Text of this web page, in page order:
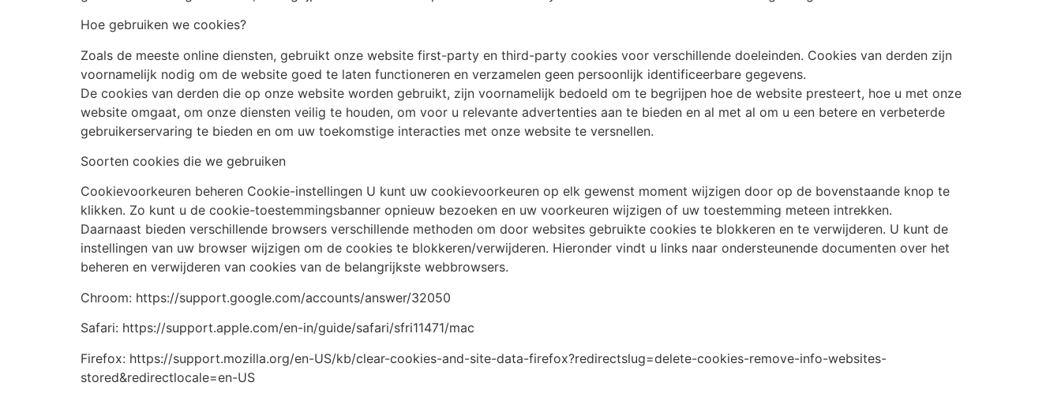
Hoe gebruiken we cookies?
Zoals de meeste online diensten, gebruikt onze website first-party en third-party cookies voor verschillende doeleinden. Cookies van derden zijn
voornamelijk nodig om de website goed te laten functioneren en verzamelen geen persoonlijk identificeerbare gegevens.
De cookies van derden die op onze website worden gebruikt, zijn voornamelijk bedoeld om te begrijpen hoe de website presteert, hoe u met onze
website omgaat, om onze diensten veilig te houden, om voor u relevante advertenties aan te bieden en al met al om u een betere en verbeterde
gebruikerservaring te bieden en om uw toekomstige interacties met onze website te versnellen.
Soorten cookies die we gebruiken
Cookievoorkeuren beheren Cookie-instellingen U kunt uw cookievoorkeuren op elk gewenst moment wijzigen door op de bovenstaande knop te
klikken. Zo kunt u de cookie-toestemmingsbanner opnieuw bezoeken en uw voorkeuren wijzigen of uw toestemming meteen intrekken.
Daarnaast bieden verschillende browsers verschillende methoden om door websites gebruikte cookies te blokkeren en te verwijderen. U kunt de
instellingen van uw browser wijzigen om de cookies te blokkeren/verwijderen. Hieronder vindt u links naar ondersteunende documenten over het
beheren en verwijderen van cookies van de belangrijkste webbrowsers.
Chroom: https://support.google.com/accounts/answer/32050
Safari: https://support.apple.com/en-in/guide/safari/sfri11471/mac
Firefox: https://support.mozilla.org/en-US/kb/clear-cookies-and-site-data-firefox?redirectslug=delete-cookies-remove-info-websites-
stored&redirectlocale=en-US